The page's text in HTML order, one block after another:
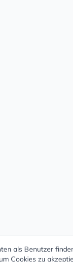
als Benutzer
Cookies zu